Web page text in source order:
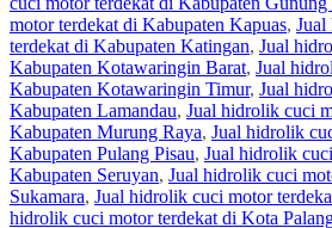
motor terdekat di Kabupaten Kapuas, Jual
terdekat di Kabupaten Katingan, Jual
Kabupaten Kotawaringin Barat, Jual
Kabupaten Kotawaringin Timur, Jual
Kabupaten Lamandau, Jual hidrolik cuci
Kabupaten Murung Raya, Jual hidrolik
Kabupaten Pulang Pisau, Jual hidrolik
Kabupaten Seruyan, Jual hidrolik cuci
Sukamara, Jual hidrolik cuci motor
hidrolik cuci motor terdekat di Kota